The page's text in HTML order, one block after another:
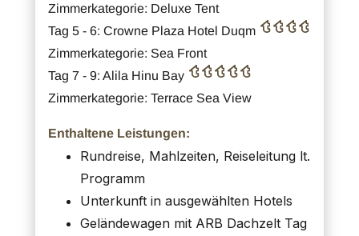
Zimmerkategorie: Deluxe Tent
Tag 5 - 6: Crowne Plaza Hotel Duqm
Zimmerkategorie: Sea Front
Tag 7 - 9: Alila Hinu Bay
Zimmerkategorie: Terrace Sea View
Enthaltene Leistungen:
Rundreise, Mahlzeiten, Reiseleitung lt.
Programm
Unterkunft in ausgewählten Hotels
Geländewagen mit ARB Dachzelt Tag